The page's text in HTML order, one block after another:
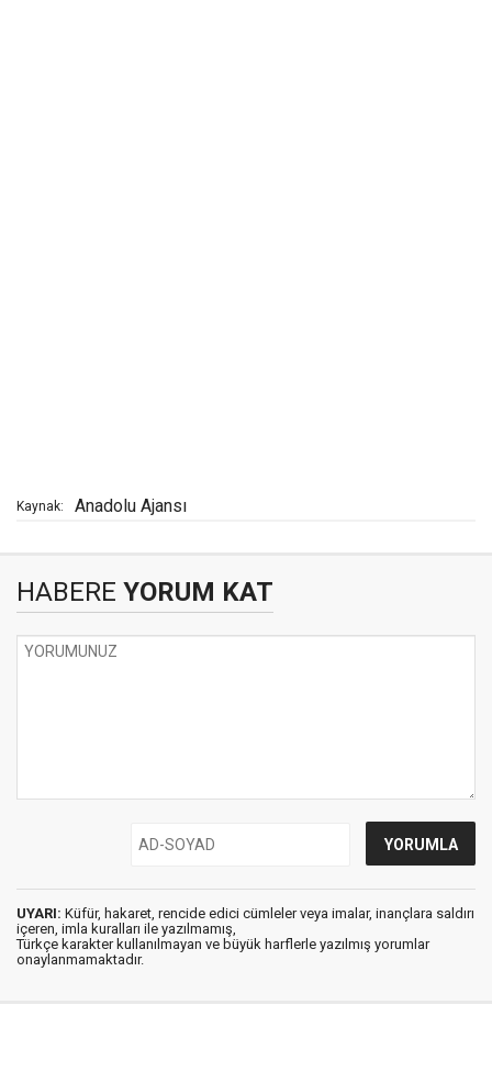
Kaynak: Anadolu Ajansı
HABERE YORUM KAT
UYARI: Küfür, hakaret, rencide edici cümleler veya imalar, inançlara saldırı
içeren, imla kuralları ile yazılmamış,
Türkçe karakter kullanılmayan ve büyük harflerle yazılmış yorumlar
onaylanmamaktadır.